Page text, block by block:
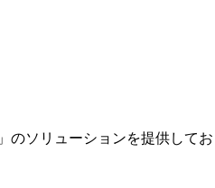
ソリューションを提供してお